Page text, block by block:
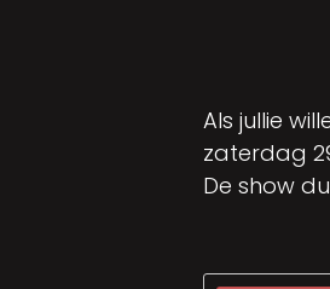
Als jullie
zaterdag
De show